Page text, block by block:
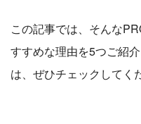
この記事では、そんな
すすめな理由を5つご紹
は、ぜひチェックしてく